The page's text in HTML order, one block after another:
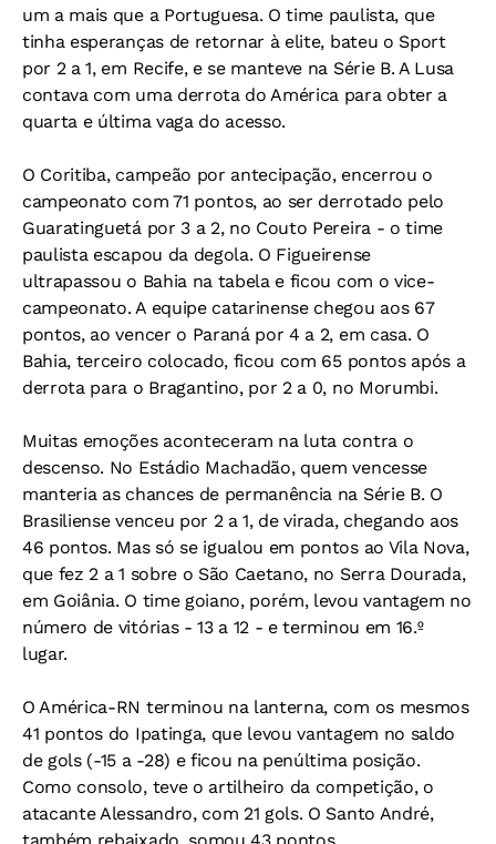
um a mais que a Portuguesa. O time paulista, que
tinha esperanças de retornar à elite, bateu o Sport
por 2 a 1, em Recife, e se manteve na Série B. A Lusa
contava com uma derrota do América para obter a
quarta e última vaga do acesso.
O Coritiba, campeão por antecipação, encerrou o
campeonato com 71 pontos, ao ser derrotado pelo
Guaratinguetá por 3 a 2, no Couto Pereira - o time
paulista escapou da degola. O Figueirense
ultrapassou o Bahia na tabela e ficou com o vice-
campeonato. A equipe catarinense chegou aos 67
pontos, ao vencer o Paraná por 4 a 2, em casa. O
Bahia, terceiro colocado, ficou com 65 pontos após a
derrota para o Bragantino, por 2 a 0, no Morumbi.
Muitas emoções aconteceram na luta contra o
descenso. No Estádio Machadão, quem vencesse
manteria as chances de permanência na Série B. O
Brasiliense venceu por 2 a 1, de virada, chegando aos
46 pontos. Mas só se igualou em pontos ao Vila Nova,
que fez 2 a 1 sobre o São Caetano, no Serra Dourada,
em Goiânia. O time goiano, porém, levou vantagem no
número de vitórias - 13 a 12 - e terminou em 16.º
lugar.
O América-RN terminou na lanterna, com os mesmos
41 pontos do Ipatinga, que levou vantagem no saldo
de gols (-15 a -28) e ficou na penúltima posição.
Como consolo, teve o artilheiro da competição, o
atacante Alessandro, com 21 gols. O Santo André,